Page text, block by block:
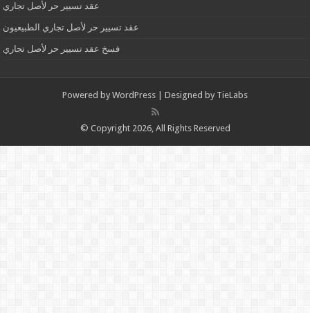
عقد تسيير حر لأصل تجاري
عقد تسيير حر لأصل تجاري الطبيعيون
فسخ عقد تسيير حر لأصل تجاري
Powered by WordPress | Designed by TieLabs
© Copyright 2026, All Rights Reserved